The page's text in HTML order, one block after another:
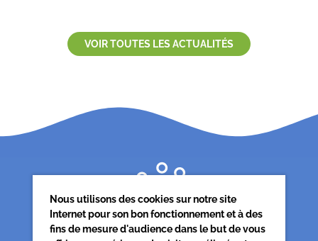
VOIR TOUTES LES ACTUALITÉS
Nous utilisons des cookies sur notre site
Internet pour son bon fonctionnement et à des
fins de mesure d'audience dans le but de vous